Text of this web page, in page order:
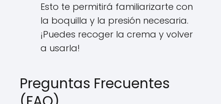
Esto te permitirá familiarizarte con
la boquilla y la presión necesaria.
¡Puedes recoger la crema y volver
a usarla!
Preguntas Frecuentes